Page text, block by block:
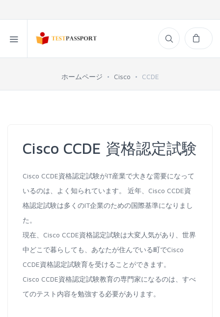
ホームページ Cisco CCDE
Cisco CCDE 資格認定試験
Cisco CCDE資格認定試験がIT産業で大きな需要になって
いるのは、よく知られています。 近年、Cisco CCDE資
格認定試験は多くのIT企業のための国際基準になりまし
た。
現在、Cisco CCDE資格認定試験は大変人気があり、世界
中どこで暮らしても、あなたが住んでいる町でCisco
CCDE資格認定試験育を受けることができます。
Cisco CCDE資格認定試験教育の専門家になるのは、すべ
てのテスト内容を勉強する必要があります。